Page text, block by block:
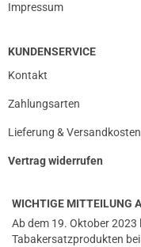
Impressum
KUNDENSERVICE
Kontakt
Zahlungsarten
Lieferung & Versandkosten
Vertrag widerrufen
WICHTIGE MITTEILUNG
Ab dem 19. Oktober
Tabakersatzprodukten